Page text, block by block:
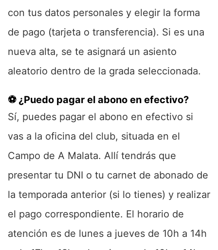
con tus datos personales y elegir la forma
de pago (tarjeta o transferencia). Si es una
nueva alta, se te asignará un asiento
aleatorio dentro de la grada seleccionada.
⚽ ¿Puedo pagar el abono en efectivo?
Sí, puedes pagar el abono en efectivo si
vas a la oficina del club, situada en el
Campo de A Malata. Allí tendrás que
presentar tu DNI o tu carnet de abonado de
la temporada anterior (si lo tienes) y realizar
el pago correspondiente. El horario de
atención es de lunes a jueves de 10h a 14h